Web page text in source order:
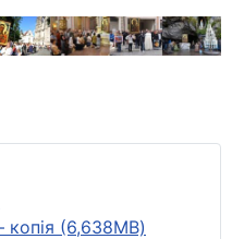
копія (6,638MB)